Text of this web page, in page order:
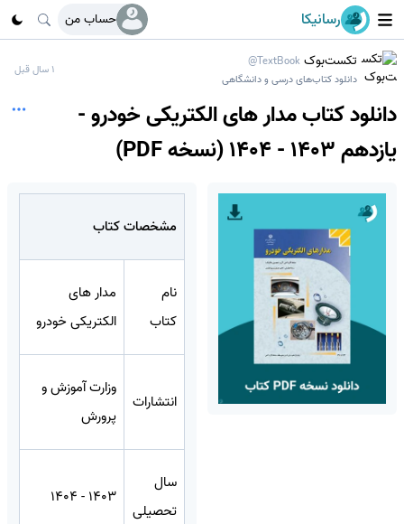
رسانیکا حساب من
تکست‌بوک @TextBook
دانلود کتاب‌های درسی و دانشگاهی
1 سال قبل
دانلود کتاب مدار های الکتریکی خودرو -
یازدهم 1403 - 1404 (نسخه PDF)
مشخصات کتاب
نام
کتاب
مدار های
الکتریکی خودرو
انتشارات
وزارت آموزش و
پرورش
سال
تحصیلی
1403 - 1404